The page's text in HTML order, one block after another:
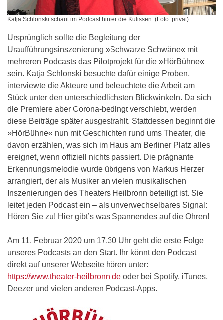
Katja Schlonski schaut im Podcast hinter die Kulissen. (Foto: privat)
Ursprünglich sollte die Begleitung der
Uraufführungsinszenierung »Schwarze Schwäne« mit
mehreren Podcasts das Pilotprojekt für die »HörBühne«
sein. Katja Schlonski besuchte dafür einige Proben,
interviewte die Akteure und beleuchtete die Arbeit am
Stück unter den unterschiedlichsten Blickwinkeln. Da sich
die Premiere aber Corona-bedingt verschiebt, werden
diese Beiträge später ausgestrahlt. Stattdessen beginnt die
»HörBühne« nun mit Geschichten rund ums Theater, die
davon erzählen, was sich im Haus am Berliner Platz alles
ereignet, wenn offiziell nichts passiert. Die prägnante
Erkennungsmelodie wurde übrigens von Markus Herzer
arrangiert, der als Musiker an vielen musikalischen
Inszenierungen des Theaters Heilbronn beteiligt ist. Sie
leitet jeden Podcast ein – als unverwechselbares Signal:
Hören Sie zu! Hier gibt’s was Spannendes auf die Ohren!
Am 11. Februar 2020 um 17.30 Uhr geht die erste Folge
unseres Podcasts an den Start. Ihr könnt den Podcast
direkt auf unserer Webseite hören unter:
https://www.theater-heilbronn.de oder bei Spotify, iTunes,
Deezer und vielen anderen Podcast-Apps.